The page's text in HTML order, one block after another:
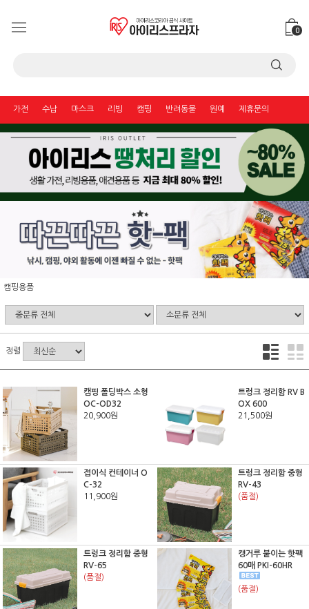
0
가전 수납 마스크 리빙 캠핑 반려동물 원예 제휴문의
캠핑용품
정렬
캠핑 폴딩박스 소형
OC-OD32
20,900원
트렁크 정리함 RV B
OX 600
21,500원
접이식 컨테이너 O
C-32
11,900원
트렁크 정리함 중형
RV-43
(품절)
트렁크 정리함 중형
RV-65
(품절)
캥거루 붙이는 핫팩
60매 PKI-60HR
(품절)